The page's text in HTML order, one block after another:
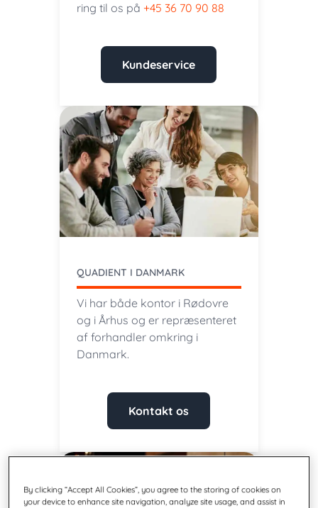
ring til os på +45 36 70 90 88
Kundeservice
QUADIENT I DANMARK
Vi har både kontor i Rødovre
og i Århus og er repræsenteret
af forhandler omkring i
Danmark.
Kontakt os
By clicking “Accept All Cookies”, you agree to the storing of cookies on
your device to enhance site navigation, analyze site usage, and assist in